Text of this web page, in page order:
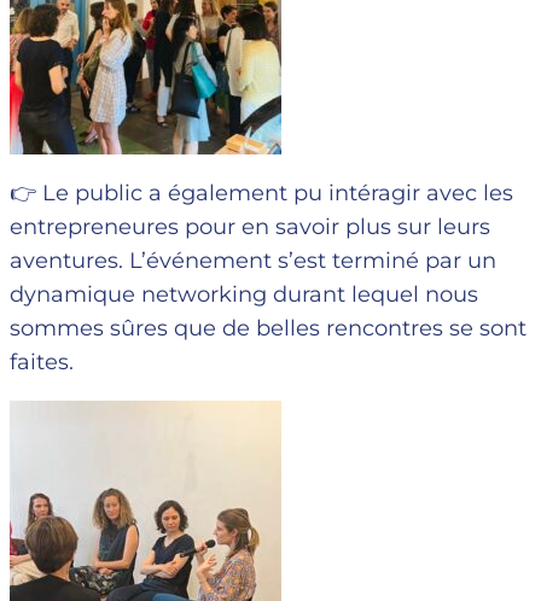
👉 Le public a également pu intéragir avec les
entrepreneures pour en savoir plus sur leurs
aventures. L’événement s’est terminé par un
dynamique networking durant lequel nous
sommes sûres que de belles rencontres se sont
faites.